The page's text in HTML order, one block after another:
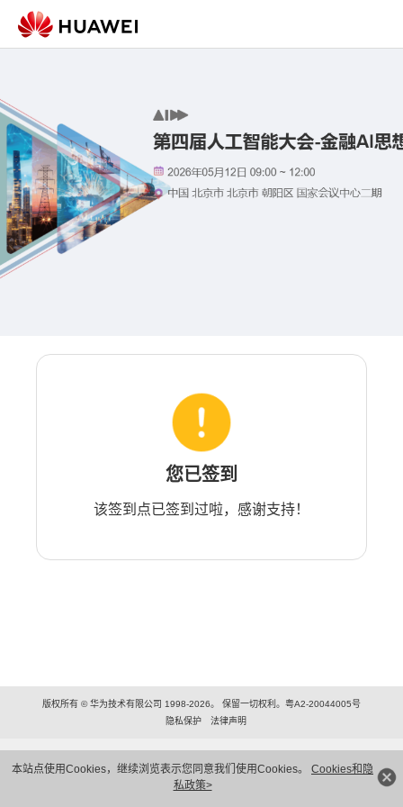
本站点使用Cookies，继续浏览表示您同意我们使用Cookies。 Cookies和隐
私政策>
您已签到
该签到点已签到过啦，感谢支持！
版权所有 © 华为技术有限公司 1998-2026。 保留一切权利。粤A2-20044005号
隐私保护
法律声明